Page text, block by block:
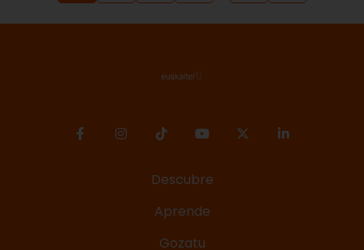
Descubre
Aprende
Gozatu